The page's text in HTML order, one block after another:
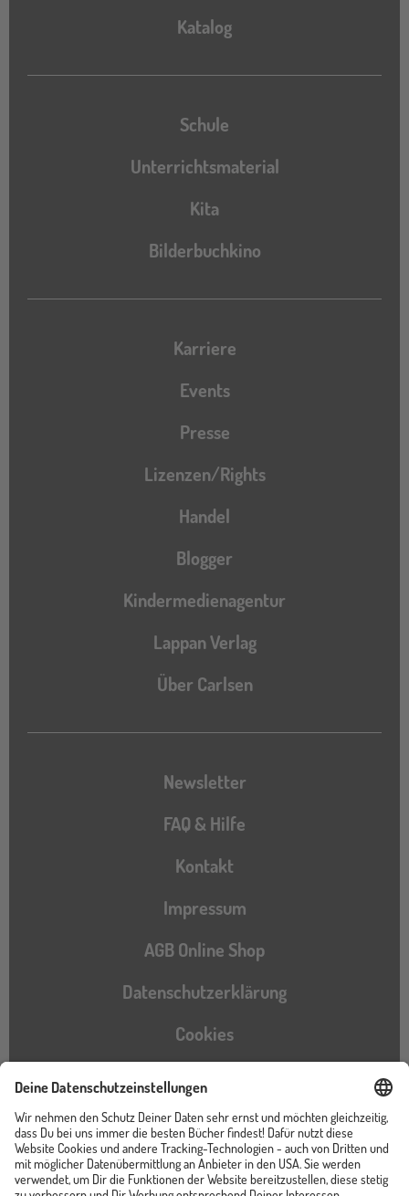
Katalog
Katalog
Schule
Unterrichtsmaterial
Kita
Bilderbuchkino
Karriere
Events
Presse
Lizenzen/Rights
Handel
Blogger
Kindermedienagentur
Lappan Verlag
Über Carlsen
Newsletter
FAQ & Hilfe
Kontakt
Impressum
AGB Online Shop
Datenschutzerklärung
Cookies
Barrierefreiheitserklärung
Instagram
TikTokPinterestYouTubeFacebook